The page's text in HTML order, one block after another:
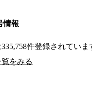
情報
件登録されていま
をみる